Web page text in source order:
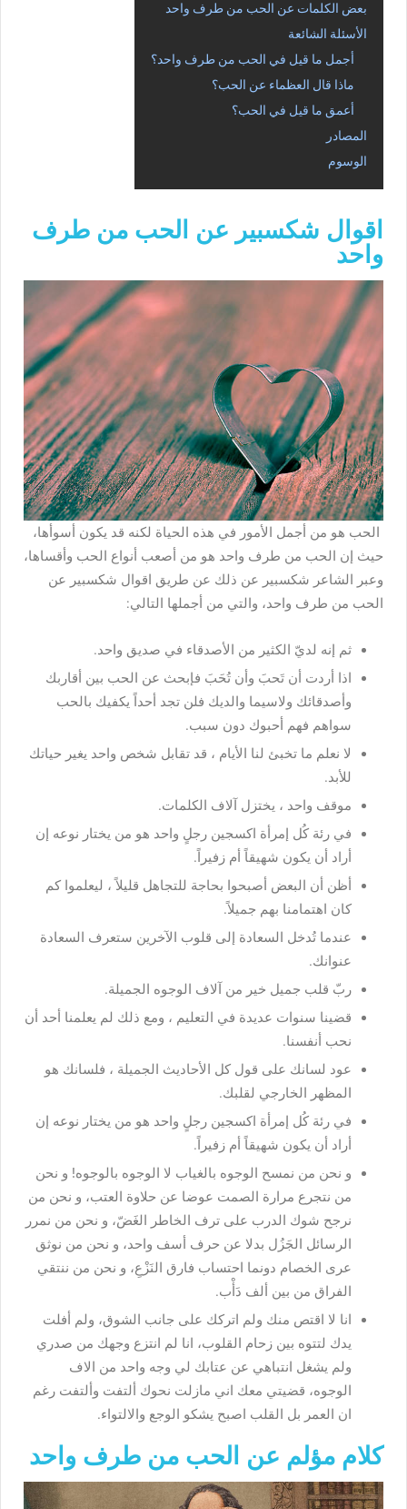
بعض الكلمات عن الحب من طرف واحد
الأسئلة الشائعة
أجمل ما قيل في الحب من طرف واحد؟
ماذا قال العظماء عن الحب؟
أعمق ما قيل في الحب؟
المصادر
الوسوم
اقوال شكسبير عن الحب من طرف
واحد
الحب هو من أجمل الأمور في هذه الحياة لكنه قد يكون أسوأها،
حيث إن الحب من طرف واحد هو من أصعب أنواع الحب وأقساها،
وعبر الشاعر شكسبير عن ذلك عن طريق اقوال شكسبير عن
الحب من طرف واحد، والتي من أجملها التالي:
ثم إنه لديّ الكثير من الأصدقاء في صديق واحد.
اذا أردت أن تَحبَ وأن تُحَبَ فإبحث عن الحب بين أقاربك
وأصدقائك ولاسيما والديك فلن تجد أحداً يكفيك بالحب
سواهم فهم أحبوك دون سبب.
لا نعلم ما تخبئ لنا الأيام ، قد تقابل شخص واحد يغير حياتك
للأبد.
موقف واحد ، يختزل آلاف الكلمات.
في رئة كُل إمرأة اكسجين رجلٍ واحد هو من يختار نوعه إن
أراد أن يكون شهيقاً أم زفيراً.
أظن أن البعض أصبحوا بحاجة للتجاهل قليلاً ، ليعلموا كم
كان اهتمامنا بهم جميلاً.
عندما تُدخل السعادة إلى قلوب الآخرين ستعرف السعادة
عنوانك.
ربّ قلب جميل خير من آلاف الوجوه الجميلة.
قضينا سنوات عديدة في التعليم ، ومع ذلك لم يعلمنا أحد أن
نحب أنفسنا.
عود لسانك على قول كل الأحاديث الجميلة ، فلسانك هو
المظهر الخارجي لقلبك.
في رئة كُل إمرأة اكسجين رجلٍ واحد هو من يختار نوعه إن
أراد أن يكون شهيقاً أم زفيراً.
و نحن من نمسح الوجوه بالغياب لا الوجوه بالوجوه! و نحن
من نتجرع مرارة الصمت عوضا عن حلاوة العتب، و نحن من
نرجح شوك الدرب على ترف الخاطر الغَضّ، و نحن من نمرر
الرسائل الجَزُل بدلا عن حرف أسف واحد، و نحن من نوثق
عرى الخصام دونما احتساب فارق النَزْعِ، و نحن من ننتقي
الفراق من بين ألف دَأْب.
انا لا اقتص منك ولم اتركك على جانب الشوق، ولم أفلت
يدك لتتوه بين زحام القلوب، انا لم انتزع وجهك من صدري
ولم يشغل انتباهي عن عتابك لي وجه واحد من الاف
الوجوه، قضيتي معك اني مازلت نحوك ألتفت وألتفت رغم
ان العمر بل القلب اصبح يشكو الوجع والالتواء.
كلام مؤلم عن الحب من طرف واحد